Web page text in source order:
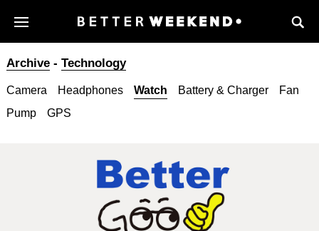
Archive- Technology
Camera Headphones Watch Battery & Charger
Fan
Pump
GPS